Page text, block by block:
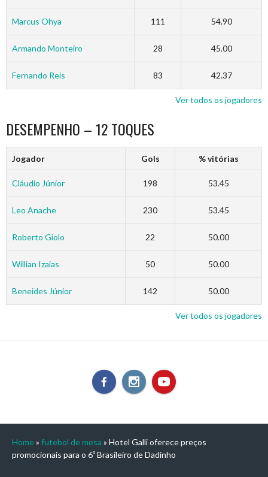
Marcus Ohya 111 54.90
Armando Monteiro 28 45.00
Fernando Reis 83 42.37
Ver todos os jogadores
DESEMPENHO – 12 TOQUES
Jogador Gols % vitórias
Cláudio Júnior 198 53.45
Leo Anache 230 53.45
Roberto Giolo 22 50.00
Willian Izaias 50 50.00
Beneides Júnior 142 50.00
Ver todos os jogadores
Home » futebol de mesa » Hotel Galli oferece preços
promocionais para o 6º Brasileiro de Dadinho